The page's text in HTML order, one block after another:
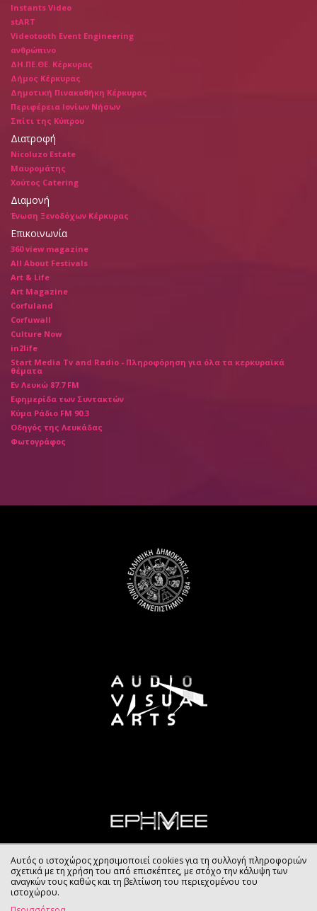
Instants Video
stART
Videotooth Event Engineering
ανθρώπινο
ΔΗ.ΠΕ.ΘΕ. Κέρκυρας
Δήμος Κέρκυρας
Δημοτική Πινακοθήκη Κέρκυρας
Περιφέρεια Ιονίων Νήσων
Σπίτι της Κύπρου
Διατροφή
Nicoluzo Estate
Μαυρομάτης
Χούτος Catering
Διαμονή
Ένωση Ξενοδόχων Κέρκυρας
Επικοινωνία
360 view magazine
All About Festivals
Art & Life
Art Magazine
Corfuland
Corfuwall
Culture Now
in2life
Start Media Tv and Radio - Πληροφόρηση για όλα τα κερκυραϊκά
θέματα
Εν Λευκώ 87.7 FM
Εφημερίδα των Συντακτών
Κύμα Ράδιο FM 90.3
Οδηγός της Λευκάδας
Φωτογράφος
Αυτός ο ιστοχώρος χρησιμοποιεί cookies για τη συλλογή πληροφοριών
σχετικά με τη χρήση του από επισκέπτες, με στόχο την κάλυψη των
αναγκών τους καθώς και τη βελτίωση του περιεχομένου του
ιστοχώρου.